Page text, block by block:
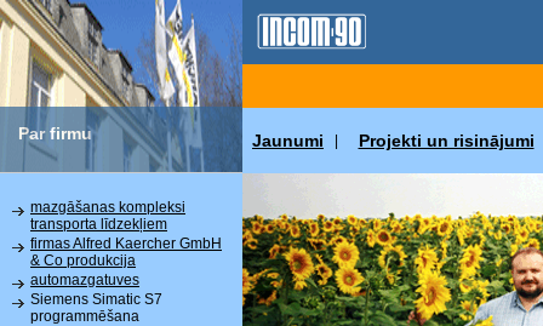
Par firmu Jaunumi Projekti un risinājumi
mazgāšanas kompleksi
transporta līdzekļiem
firmas Alfred Kaercher GmbH
& Co produkcija
automazgatuves
Siemens Simatic S7
programmēšana